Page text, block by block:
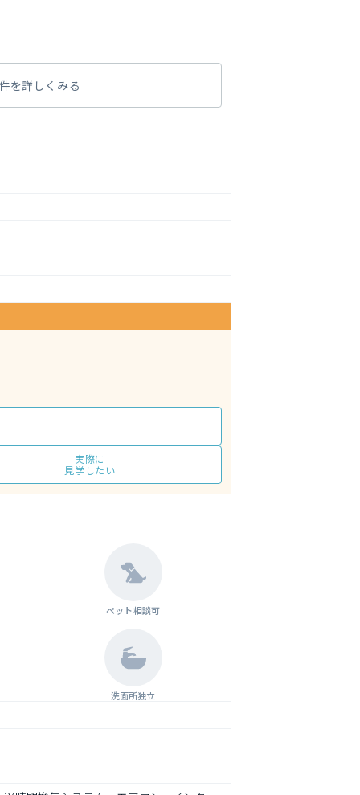
を詳しくみる
実際に
見学したい
ペット相談可
洗面所独立